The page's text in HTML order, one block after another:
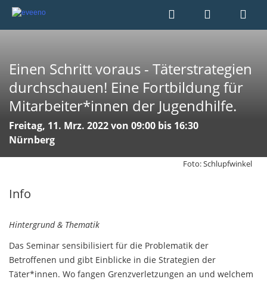
Einen Schritt voraus - Täterstrategien
durchschauen! Eine Fortbildung für
Mitarbeiter*innen der Jugendhilfe.
Freitag, 11. Mrz. 2022 von 09:00 bis 16:30
Nürnberg
Foto: Schlupfwinkel
Info
Hintergrund & Thematik
Das Seminar sensibilisiert für die Problematik der
Betroffenen und gibt Einblicke in die Strategien der
Täter*innen. Wo fangen Grenzverletzungen an und welchem